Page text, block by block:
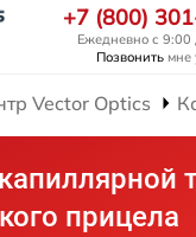
+7 (800)
Ежедневно с 9:00
Позвонить мне
Vector Optics
прицела